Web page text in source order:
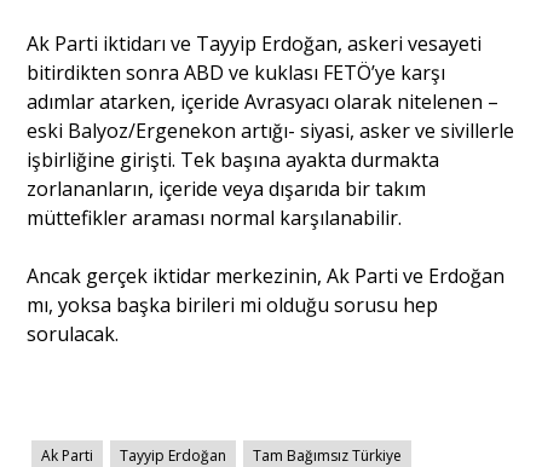
Ak Parti iktidarı ve Tayyip Erdoğan, askeri vesayeti
bitirdikten sonra ABD ve kuklası FETÖ’ye karşı
adımlar atarken, içeride Avrasyacı olarak nitelenen –
eski Balyoz/Ergenekon artığı- siyasi, asker ve sivillerle
işbirliğine girişti. Tek başına ayakta durmakta
zorlananların, içeride veya dışarıda bir takım
müttefikler araması normal karşılanabilir.
Ancak gerçek iktidar merkezinin, Ak Parti ve Erdoğan
mı, yoksa başka birileri mi olduğu sorusu hep
sorulacak.
Ak Parti Tayyip Erdoğan
Tam Bağımsız Türkiye